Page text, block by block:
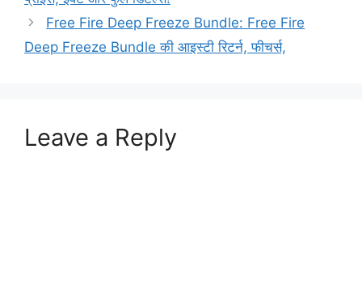
Free Fire Deep Freeze Bundle: Free Fire
Deep Freeze Bundle की आइस्टी रिटर्न, फीचर्स,
Leave a Reply